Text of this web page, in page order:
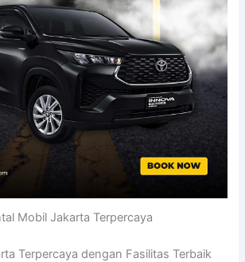
Mobil Jakarta Terpercaya
Terpercaya dengan Fasilitas Terbaik